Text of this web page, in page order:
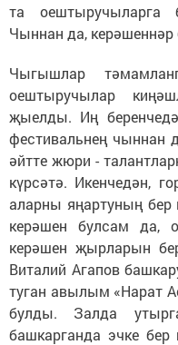
та оештыручыларга
Чыннан да,
Чыгышлар
оештыручылар
җыелды. Иң
фестивальнең чыннан
әйтте жюри -
күрсәтә. Икенчедән,
аларны яңартуның
керәшен булсам да,
керәшен җырларын
Виталий Агапов
туган авылым «Нарат
булды. Залда
башкарганда эчке бер